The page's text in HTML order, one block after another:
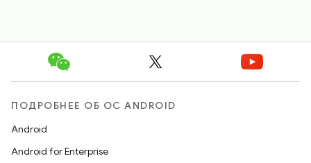
ПОДРОБНЕЕ ОБ ОС ANDROID
Android
Android for Enterprise